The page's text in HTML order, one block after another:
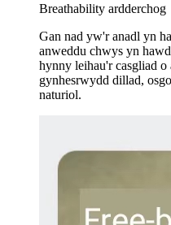
Breathability ardderchog
Gan nad yw'r anadl yn
anweddu chwys yn
hynny leihau'r casgliad o
gynhesrwydd dillad,
naturiol.